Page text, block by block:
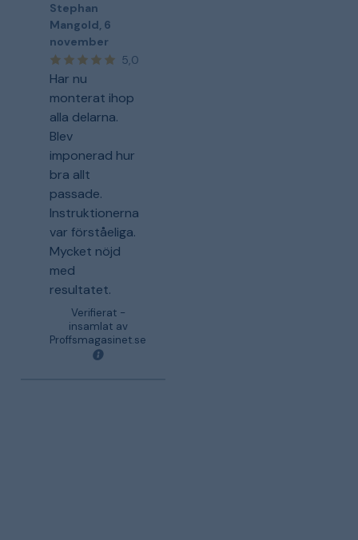
Stephan
Mangold, 6
november
5,0
Har nu
monterat ihop
alla delarna.
Blev
imponerad hur
bra allt
passade.
Instruktionerna
var förståeliga.
Mycket nöjd
med
resultatet.
Verifierat -
insamlat av
Proffsmagasinet.se